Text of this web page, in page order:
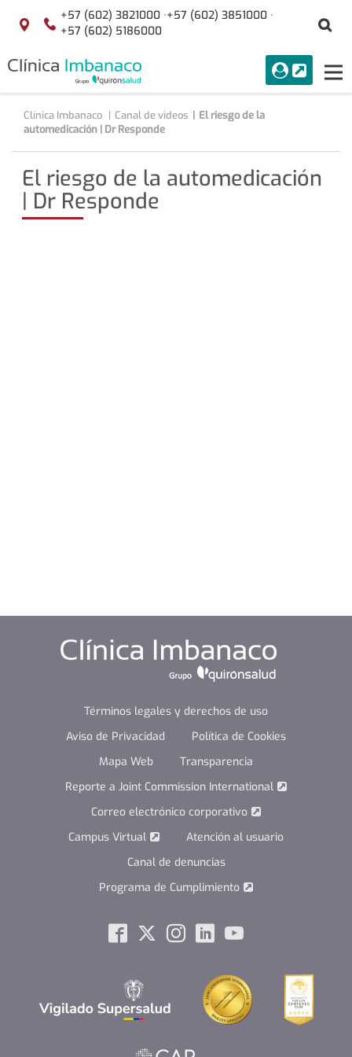
Saltar al contenido
Localización
+57 (602) 3821000 ·+57 (602) 3851000 ·
+57 (602) 5186000
menuAcceso
Buscar
Clínica Imbanaco Canal de videos
El riesgo de la
automedicación | Dr Responde
El riesgo de la automedicación
| Dr Responde
Términos legales y derechos de uso
Aviso de Privacidad
Política de Cookies
Mapa Web
Transparencia
Reporte a Joint Commission International
Correo electrónico corporativo
Campus Virtual
Atención al usuario
Canal de denuncias
Programa de Cumplimiento